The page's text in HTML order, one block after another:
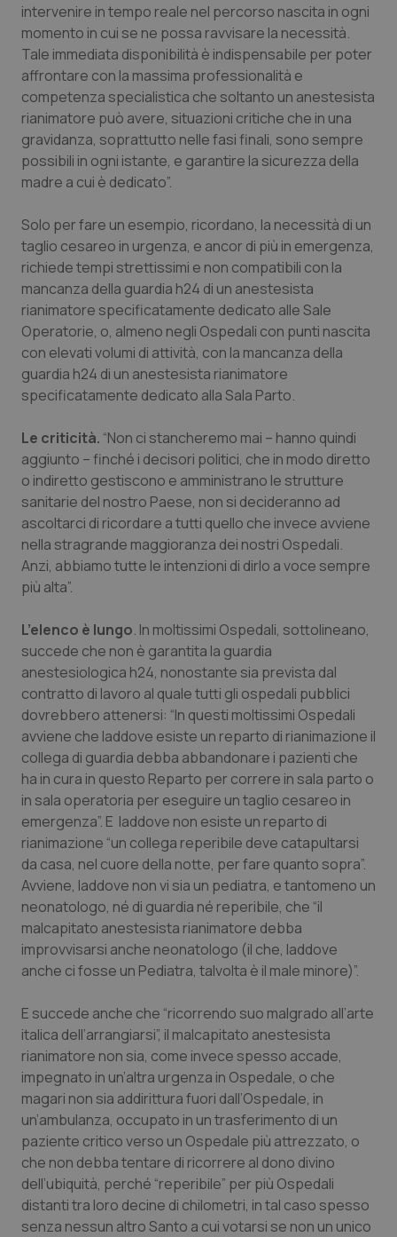
intervenire in tempo reale nel percorso nascita in ogni
momento in cui se ne possa ravvisare la necessità.
Tale immediata disponibilità è indispensabile per poter
affrontare con la massima professionalità e
competenza specialistica che soltanto un anestesista
rianimatore può avere, situazioni critiche che in una
gravidanza, soprattutto nelle fasi finali, sono sempre
possibili in ogni istante, e garantire la sicurezza della
madre a cui è dedicato”.
Solo per fare un esempio, ricordano, la necessità di un
taglio cesareo in urgenza, e ancor di più in emergenza,
richiede tempi strettissimi e non compatibili con la
mancanza della guardia h24 di un anestesista
rianimatore specificatamente dedicato alle Sale
Operatorie, o, almeno negli Ospedali con punti nascita
con elevati volumi di attività, con la mancanza della
guardia h24 di un anestesista rianimatore
specificatamente dedicato alla Sala Parto.
Le criticità. “Non ci stancheremo mai – hanno quindi
aggiunto – finché i decisori politici, che in modo diretto
o indiretto gestiscono e amministrano le strutture
sanitarie del nostro Paese, non si decideranno ad
ascoltarci di ricordare a tutti quello che invece avviene
nella stragrande maggioranza dei nostri Ospedali.
Anzi, abbiamo tutte le intenzioni di dirlo a voce sempre
più alta”.
L’elenco è lungo. In moltissimi Ospedali, sottolineano,
succede che non è garantita la guardia
anestesiologica h24, nonostante sia prevista dal
contratto di lavoro al quale tutti gli ospedali pubblici
dovrebbero attenersi: “In questi moltissimi Ospedali
avviene che laddove esiste un reparto di rianimazione il
collega di guardia debba abbandonare i pazienti che
ha in cura in questo Reparto per correre in sala parto o
in sala operatoria per eseguire un taglio cesareo in
emergenza”. E laddove non esiste un reparto di
rianimazione “un collega reperibile deve catapultarsi
da casa, nel cuore della notte, per fare quanto sopra”.
Avviene, laddove non vi sia un pediatra, e tantomeno un
neonatologo, né di guardia né reperibile, che “il
malcapitato anestesista rianimatore debba
improvvisarsi anche neonatologo (il che, laddove
anche ci fosse un Pediatra, talvolta è il male minore)”.
E succede anche che “ricorrendo suo malgrado all’arte
italica dell’arrangiarsi”, il malcapitato anestesista
rianimatore non sia, come invece spesso accade,
impegnato in un’altra urgenza in Ospedale, o che
magari non sia addirittura fuori dall’Ospedale, in
un’ambulanza, occupato in un trasferimento di un
paziente critico verso un Ospedale più attrezzato, o
che non debba tentare di ricorrere al dono divino
dell’ubiquità, perché “reperibile” per più Ospedali
distanti tra loro decine di chilometri, in tal caso spesso
senza nessun altro Santo a cui votarsi se non un unico